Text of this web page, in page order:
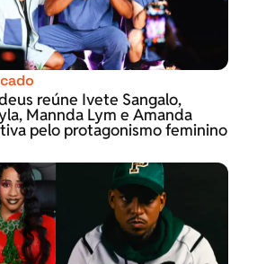
reúne Ivete Sangalo,
Mannda Lym e Amanda
pelo protagonismo feminino